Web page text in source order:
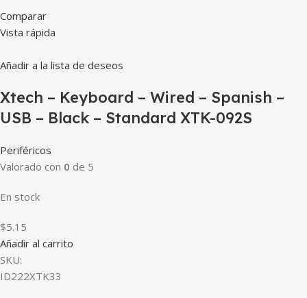
Comparar
Vista rápida
Añadir a la lista de deseos
Xtech – Keyboard – Wired – Spanish –
USB – Black – Standard XTK-092S
Periféricos
Valorado con 0 de 5
En stock
$5.15
Añadir al carrito
SKU:
ID222XTK33